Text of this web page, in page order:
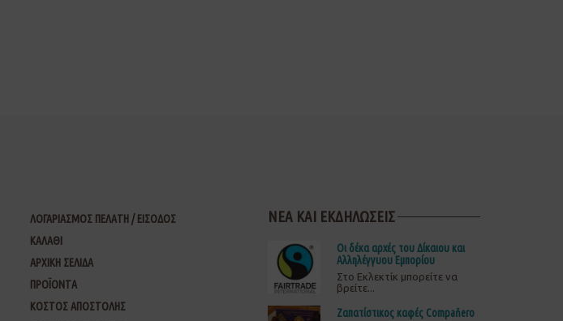
ΛΟΓΑΡΙΑΣΜΟΣ ΠΕΛΑΤΗ / ΕΙΣΟΔΟΣ
ΚΑΛΑΘΙ
ΑΡΧΙΚΗ ΣΕΛΙΔΑ
ΠΡΟΪΟΝΤΑ
ΚΟΣΤΟΣ ΑΠΟΣΤΟΛΗΣ
ΝΕΑ ΚΑΙ ΕΚΔΗΛΩΣΕΙΣ
Οι δέκα αρχές του Δίκαιου και
Αλληλέγγυου Εμπορίου
Στο Εκλεκτίκ μπορείτε να
βρείτε...
Ζαπατίστικος καφές Compaňero